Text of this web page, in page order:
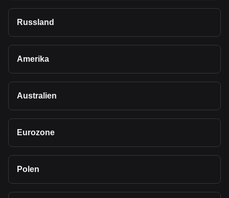
Russland
Amerika
Australien
Eurozone
Polen